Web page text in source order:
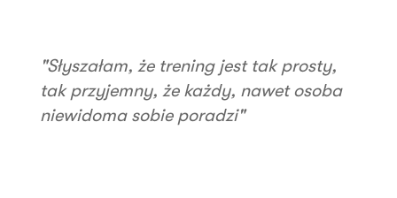
"Słyszałam, że trening jest tak prosty,
tak przyjemny, że każdy, nawet osoba
niewidoma sobie poradzi"